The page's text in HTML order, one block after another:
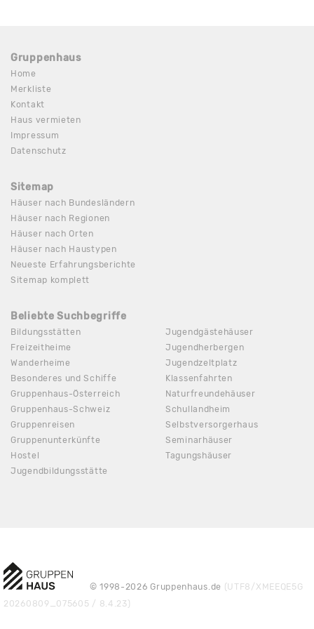
Gruppenhaus
Home
Merkliste
Kontakt
Haus vermieten
Impressum
Datenschutz
Sitemap
Häuser nach Bundesländern
Häuser nach Regionen
Häuser nach Orten
Häuser nach Haustypen
Neueste Erfahrungsberichte
Sitemap komplett
Beliebte Suchbegriffe
Bildungsstätten
Freizeitheime
Wanderheime
Besonderes und Schiffe
Gruppenhaus-Österreich
Gruppenhaus-Schweiz
Gruppenreisen
Gruppenunterkünfte
Hostel
Jugendbildungsstätte
Jugendgästehäuser
Jugendherbergen
Jugendzeltplatz
Klassenfahrten
Naturfreundehäuser
Schullandheim
Selbstversorgerhaus
Seminarhäuser
Tagungshäuser
© 1998-2026 Gruppenhaus.de (UTF8/XMEEQE5G
20260809_075605 / 8.4.23)